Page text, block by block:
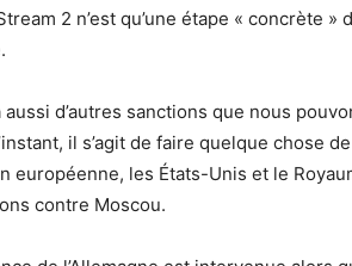
2 n’est qu’une étape « concrète
aussi d’autres sanctions que nous
il s’agit de faire quelque chose
européenne, les États-Unis et le
contre Moscou.